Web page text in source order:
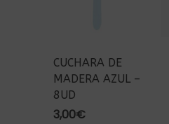
CUCHARA DE
MADERA AZUL –
8UD
3,00€